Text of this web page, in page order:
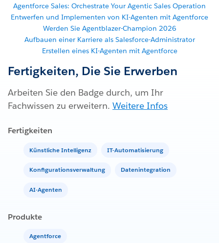
Agentforce Sales: Orchestrate Your Agentic Sales Operation
Entwerfen und Implementen von KI-Agenten mit Agentforce
Werden Sie Agentblazer-Champion 2026
Aufbauen einer Karriere als Salesforce-Administrator
Erstellen eines KI-Agenten mit Agentforce
Fertigkeiten, Die Sie Erwerben
Arbeiten Sie den Badge durch, um Ihr
Fachwissen zu erweitern. Weitere Infos
Fertigkeiten
Künstliche Intelligenz IT-Automatisierung
Konfigurationsverwaltung Datenintegration
AI-Agenten
Produkte
Agentforce